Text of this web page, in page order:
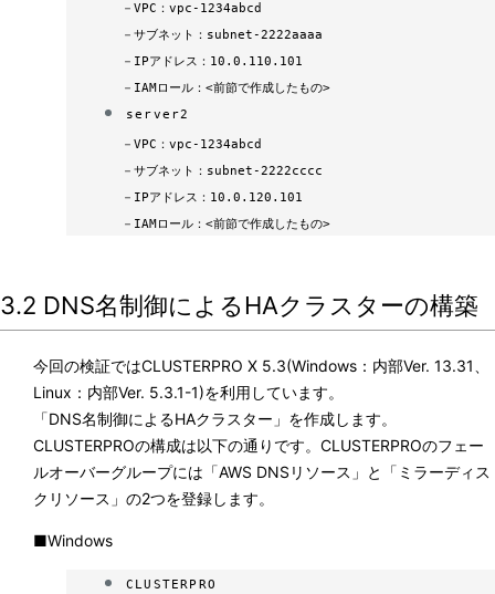
－ VPC：vpc-1234abcd
－ サブネット：subnet-2222aaaa
－ IPアドレス：10.0.110.101
－IAMロール：<前節で作成したもの>
server2
－ VPC：vpc-1234abcd
－ サブネット：subnet-2222cccc
－ IPアドレス：10.0.120.101
－IAMロール：<前節で作成したもの>
3.2 DNS名制御によるHAクラスターの構築
今回の検証ではCLUSTERPRO X 5.3(Windows：内部Ver. 13.31、
Linux：内部Ver. 5.3.1-1)を利用しています。
「DNS名制御によるHAクラスター」を作成します。
CLUSTERPROの構成は以下の通りです。CLUSTERPROのフェー
ルオーバーグループには「AWS DNSリソース」と「ミラーディス
クリソース」の2つを登録します。
■Windows
CLUSTERPRO